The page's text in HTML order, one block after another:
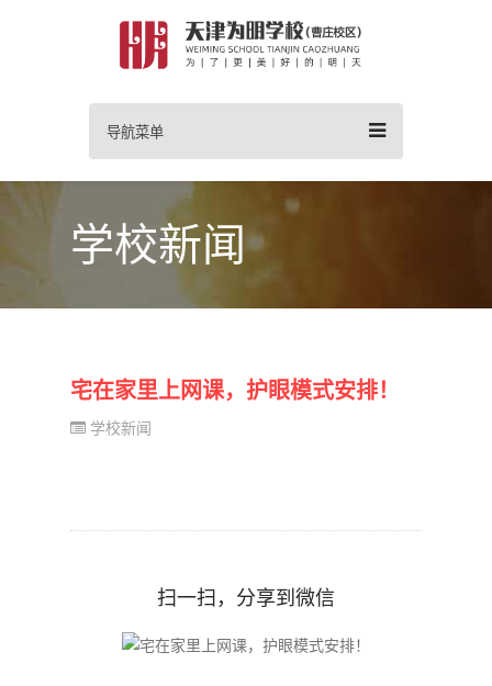
导航菜单
学校新闻
宅在家里上网课，护眼模式安排！
学校新闻
扫一扫，分享到微信